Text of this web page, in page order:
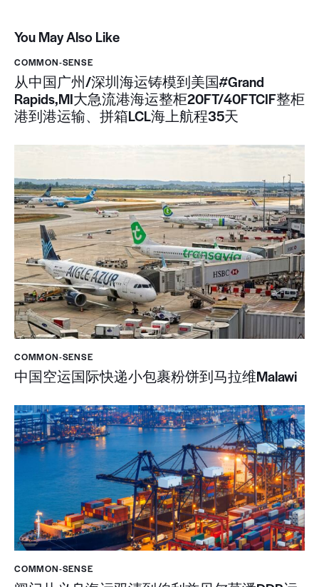
You May Also Like
COMMON-SENSE
从中国广州/深圳海运铸模到美国#Grand
Rapids,MI大急流港海运整柜20FT/40FTCIF整柜
港到港运输、拼箱LCL海上航程35天
COMMON-SENSE
中国空运国际快递小包裹粉饼到马拉维Malawi
COMMON-SENSE